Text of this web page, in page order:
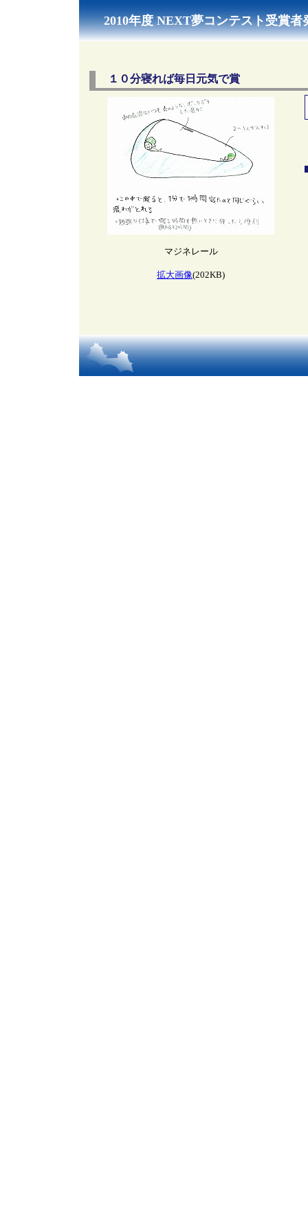
2010年度 NEXT夢コンテスト受賞者
１０分寝れば毎日元気で賞
マジネレール
拡大画像(202KB)